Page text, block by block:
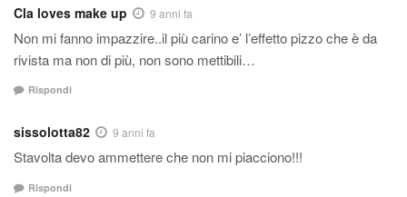
Cla loves make up 9 anni fa
Non mi fanno impazzire..il più carino e’ l’effetto pizzo che è da
rivista ma non di più, non sono mettibili…
Rispondi
sissolotta82 9 anni fa
Stavolta devo ammettere che non mi piacciono!!!
Rispondi